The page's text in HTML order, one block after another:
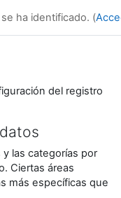
ha identificado. (
del registro
las categorías por
Ciertas áreas
más específicas que